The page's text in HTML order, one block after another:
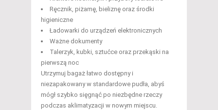
Ręcznik, piżamę, bieliznę oraz środki
higieniczne
Ładowarki do urządzeń elektronicznych
Ważne dokumenty
Talerzyk, kubki, sztućce oraz przekąski na
pierwszą noc
Utrzymuj bagaż łatwo dostępny i
niezapakowany w standardowe pudła, abyś
mógł szybko sięgnąć po niezbędne rzeczy
podczas aklimatyzacji w nowym miejscu.